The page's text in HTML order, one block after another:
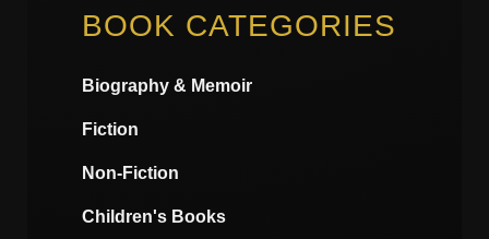
BOOK CATEGORIES
Biography & Memoir
Fiction
Non-Fiction
Children's Books